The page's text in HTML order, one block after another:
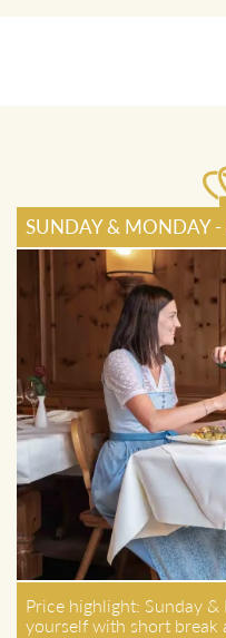
SUNDAY & MONDAY -
Price highlight: Sunday
yourself with short break